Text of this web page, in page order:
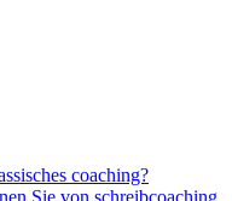
coaching?
Sie von schreibcoaching